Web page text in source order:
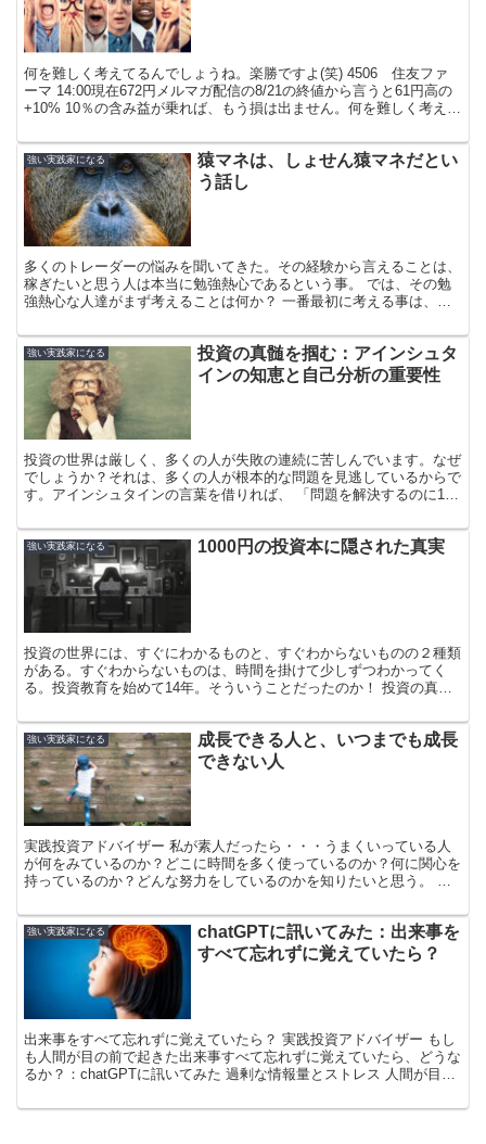
何を難しく考えてるんでしょうね。楽勝ですよ(笑) 4506 住友ファ
ーマ 14:00現在672円メルマガ配信の8/21の終値から言うと61円高の
+10% 10％の含み益が乗れば、もう損は出ません。何を難しく考えて
強い実践家になる
猿マネは、しょせん猿マネだとい
う話し
多くのトレーダーの悩みを聞いてきた。その経験から言えることは、
稼ぎたいと思う人は本当に勉強熱心であるという事。 では、その勉
強熱心な人達がまず考えることは何か？ 一番最初に考える事は、
強い実践家になる
投資の真髄を掴む：アインシュタ
インの知恵と自己分析の重要性
投資の世界は厳しく、多くの人が失敗の連続に苦しんでいます。なぜ
でしょうか？それは、多くの人が根本的な問題を見逃しているからで
す。アインシュタインの言葉を借りれば、 「問題を解決するのに1時
強い実践家になる 1000円の投資本に隠された真実
投資の世界には、すぐにわかるものと、すぐわからないものの２種類
がある。すぐわからないものは、時間を掛けて少しずつわかってく
る。投資教育を始めて14年。そういうことだったのか！ 投資の真
強い実践家になる
成長できる人と、いつまでも成長
できない人
実践投資アドバイザー 私が素人だったら・・・うまくいっている人
が何をみているのか？どこに時間を多く使っているのか？何に関心を
持っているのか？どんな努力をしているのかを知りたいと思う。 そ
強い実践家になる
chatGPTに訊いてみた：出来事を
すべて忘れずに覚えていたら？
出来事をすべて忘れずに覚えていたら？ 実践投資アドバイザー もし
も人間が目の前で起きた出来事すべて忘れずに覚えていたら、どうな
るか？：chatGPTに訊いてみた 過剰な情報量とストレス 人間が目の